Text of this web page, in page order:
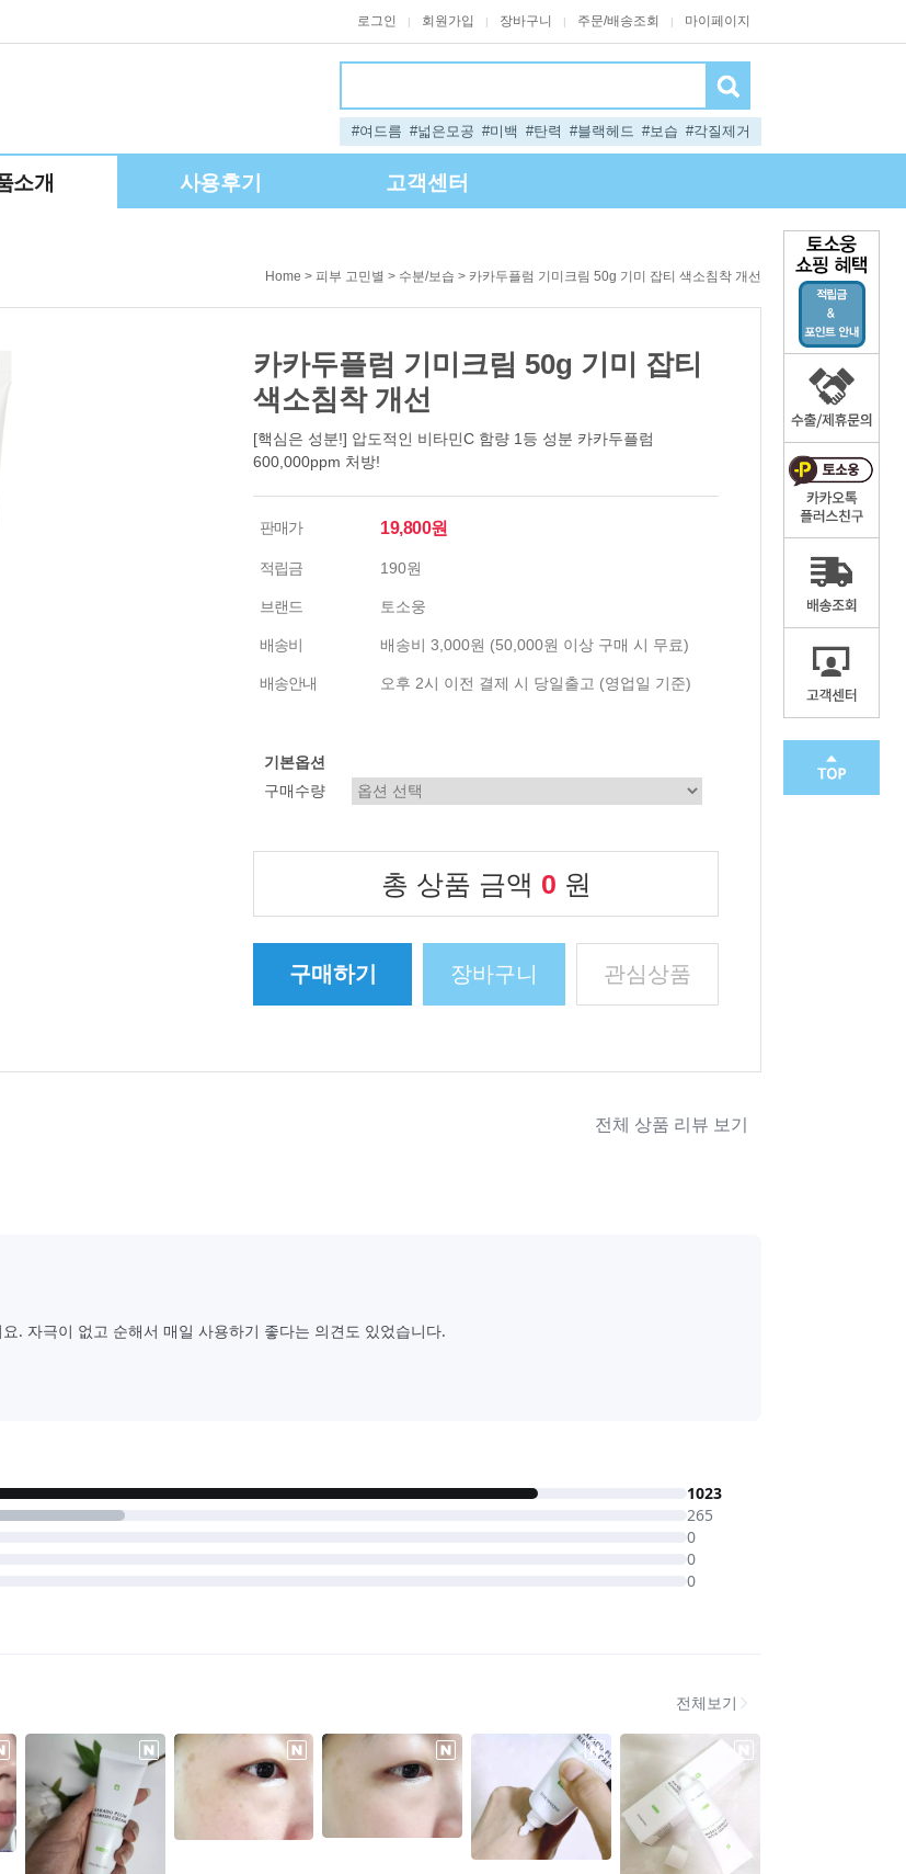
로그인 | 회원가입 | 장바구니 | 주문/배송조회 | 마이페이지
#여드름 #넓은모공 #미백 #탄력 #블랙헤드 #보습 #각질제거
소개 사용후기 고객센터
Home > 피부 고민별 > 수분/보습 > 카카두플럼 기미크림 50g 기미 잡티 색소침착 개선
카카두플럼 기미크림 50g 기미 잡티
색소침착 개선
[핵심은 성분!] 압도적인 비타민C 함량 1등 성분 카카두플럼
600,000ppm 처방!
판매가 19,800원
적립금 190원
브랜드 토소웅
배송비 배송비 3,000원 (50,000원 이상 구매 시 무료)
배송안내 오후 2시 이전 결제 시 당일출고 (영업일 기준)
기본옵션
구매수량
총 상품 금액 0 원
구매하기 장바구니 관심상품